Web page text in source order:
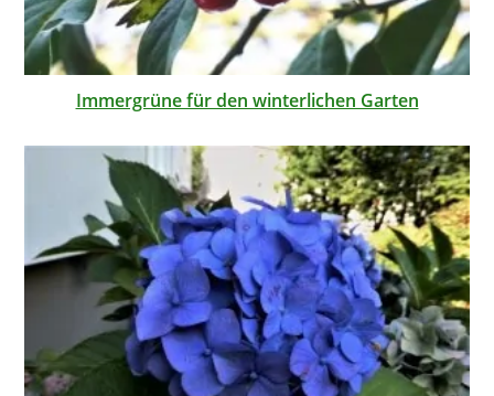
Immergrüne für den winterlichen Garten